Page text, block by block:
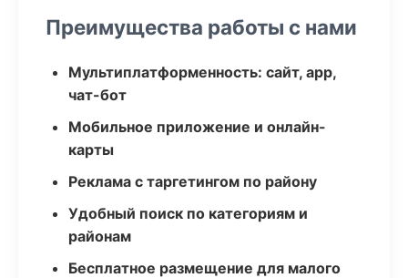
Преимущества работы с нами
Мультиплатформенность: сайт, app,
чат-бот
Мобильное приложение и онлайн-
карты
Реклама с таргетингом по району
Удобный поиск по категориям и
районам
Бесплатное размещение для малого